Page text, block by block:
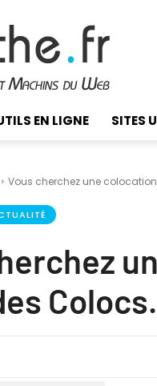
EN LIGNE SITES
Vous cherchez une
Colocs.